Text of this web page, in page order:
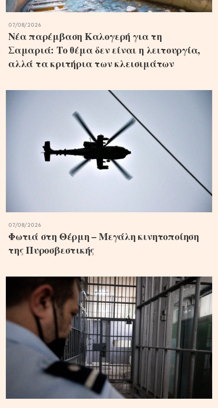
07/08/2026
Νέα παρέμβαση Καλογερή για τη
Σαμαριά: Το θέμα δεν είναι η λειτουργία,
αλλά τα κριτήρια των κλεισιμάτων
07/08/2026
Φωτιά στη Θέρμη – Μεγάλη κινητοποίηση
της Πυροσβεστικής